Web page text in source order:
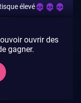
élevé
ouvrir des
gagner.